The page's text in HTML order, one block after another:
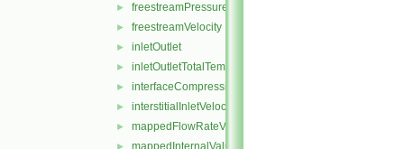
► freestreamPressure
► freestreamVelocity
► inletOutlet
► inletOutletTotalTemperature
► interfaceCompression
► interstitialInletVelocity
► mappedFlowRateVelocity
mappedInternalValue